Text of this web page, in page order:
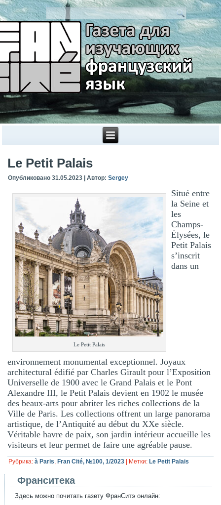
Le Petit Palais
Опубликовано 31.05.2023 |Автор: Sergey
Le Petit Palais
Situé entre
la Seine et
les
Champs-
Élysées, le
Petit Palais
s’inscrit
dans un
environnement monumental exceptionnel. Joyaux
architectural édifié par Charles Girault pour l’Exposition
Universelle de 1900 avec le Grand Palais et le Pont
Alexandre III, le Petit Palais devient en 1902 le musée
des beaux-arts pour abriter les riches collections de la
Ville de Paris. Les collections offrent un large panorama
artistique, de l’Antiquité au début du XXe siècle.
Véritable havre de paix, son jardin intérieur accueille les
visiteurs et leur permet de faire une agréable pause.
Рубрика: à Paris, Fran Cité, №100, 1/2023 Метки: Le Petit Palais
Франситека
Здесь можно почитать газету ФранСитэ онлайн: